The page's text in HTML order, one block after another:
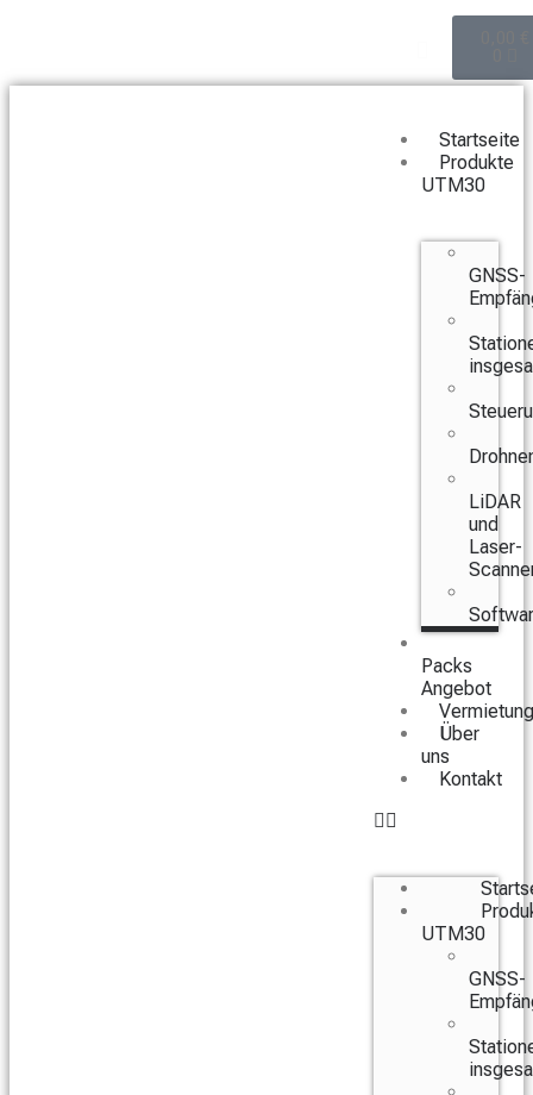
Startseite
Produkte
UTM30
GNSS-
LiDAR
und
Laser-
Packs
Angebot
Vermietung
Über
uns
Kontakt
UTM30
GNSS-